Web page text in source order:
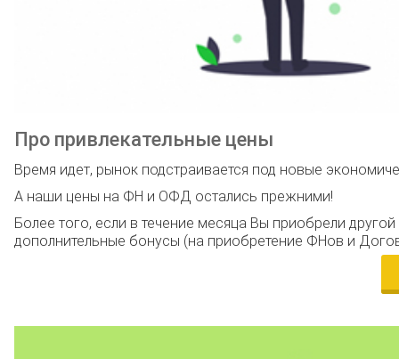
Про привлекательные цены
Время идет, рынок подстраивается под новые
А наши цены на ФН и ОФД остались прежними!
Более того, если в течение месяца Вы приобрели
дополнительные бонусы (на приобретение ФНов и